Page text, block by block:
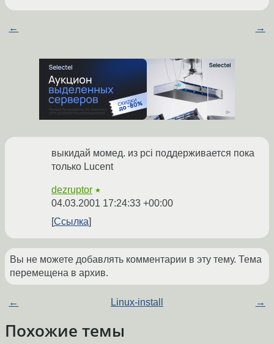
← →
выкидай момед. из pci поддерживается пока
только Lucent
dezruptor ★
04.03.2001 17:24:33 +00:00
Ссылка
Вы не можете добавлять комментарии в эту тему. Тема
перемещена в архив.
← Linux-install →
Похожие темы